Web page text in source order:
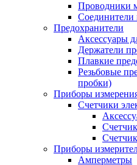
Проводники
Предохранители
Аксессуары
Держатели
Плавкие
Резьбовые
пробки)
Приборы
Счетчики
Приборы
Амперметры